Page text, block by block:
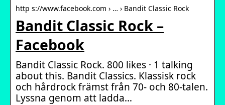
http s://www.facebook.com › … › Bandit Classic Rock
Bandit Classic Rock –
Facebook
Bandit Classic Rock. 800 likes · 1 talking
about this. Bandit Classics. Klassisk rock
och hårdrock främst från 70- och 80-talen.
Lyssna genom att ladda…